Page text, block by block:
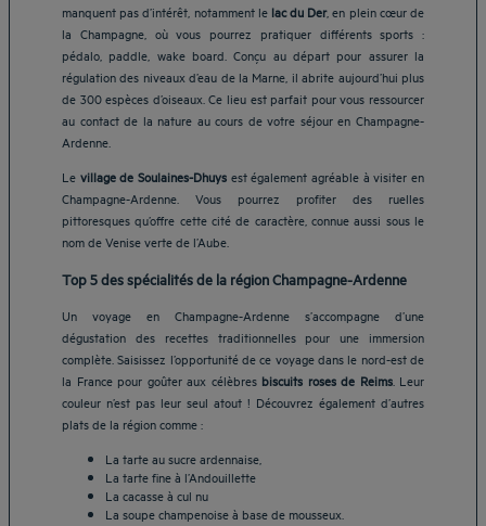
manquent pas d’intérêt, notamment le lac du Der, en plein cœur de
la Champagne, où vous pourrez pratiquer différents sports :
pédalo, paddle, wake board. Conçu au départ pour assurer la
régulation des niveaux d’eau de la Marne, il abrite aujourd’hui plus
de 300 espèces d’oiseaux. Ce lieu est parfait pour vous ressourcer
au contact de la nature au cours de votre séjour en Champagne-
Ardenne.
Le village de Soulaines-Dhuys est également agréable à visiter en
Champagne-Ardenne. Vous pourrez profiter des ruelles
pittoresques qu’offre cette cité de caractère, connue aussi sous le
nom de Venise verte de l’Aube.
Top 5 des spécialités de la région Champagne-Ardenne
Un voyage en Champagne-Ardenne s’accompagne d’une
dégustation des recettes traditionnelles pour une immersion
complète. Saisissez l’opportunité de ce voyage dans le nord-est de
la France pour goûter aux célèbres biscuits roses de Reims. Leur
couleur n’est pas leur seul atout ! Découvrez également d’autres
plats de la région comme :
La tarte au sucre ardennaise,
La tarte fine à l’Andouillette
La cacasse à cul nu
La soupe champenoise à base de mousseux.